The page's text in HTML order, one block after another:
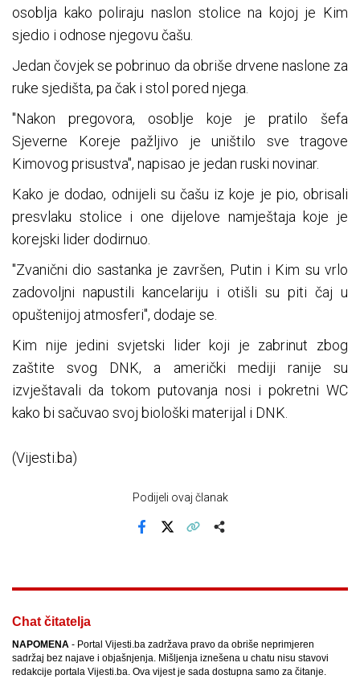
osoblja kako poliraju naslon stolice na kojoj je Kim
sjedio i odnose njegovu čašu.
Jedan čovjek se pobrinuo da obriše drvene naslone za
ruke sjedišta, pa čak i stol pored njega.
"Nakon pregovora, osoblje koje je pratilo šefa
Sjeverne Koreje pažljivo je uništilo sve tragove
Kimovog prisustva", napisao je jedan ruski novinar.
Kako je dodao, odnijeli su čašu iz koje je pio, obrisali
presvlaku stolice i one dijelove namještaja koje je
korejski lider dodirnuo.
"Zvanični dio sastanka je završen, Putin i Kim su vrlo
zadovoljni napustili kancelariju i otišli su piti čaj u
opuštenijoj atmosferi", dodaje se.
Kim nije jedini svjetski lider koji je zabrinut zbog
zaštite svog DNK, a američki mediji ranije su
izvještavali da tokom putovanja nosi i pokretni WC
kako bi sačuvao svoj biološki materijal i DNK.
(Vijesti.ba)
Podijeli ovaj članak
Chat čitatelja
NAPOMENA - Portal Vijesti.ba zadržava pravo da obriše neprimjeren
sadržaj bez najave i objašnjenja. Mišljenja iznešena u chatu nisu stavovi
redakcije portala Vijesti.ba. Ova vijest je sada dostupna samo za čitanje.